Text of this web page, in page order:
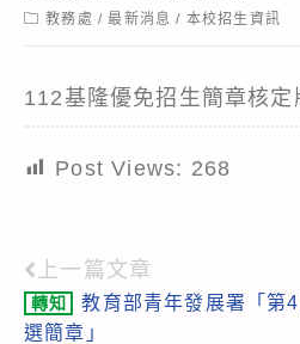
author:
published:
Post教務處 / 最新消息 / 本校招生資訊
112基隆優免招生簡章核定
Post Views: 268
Read
more
上一篇文章
轉知
教育部青年發展署「第
選簡章」